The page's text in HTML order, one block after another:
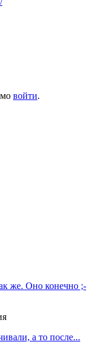
войти.
же. Оно конечно ;-
а то после...